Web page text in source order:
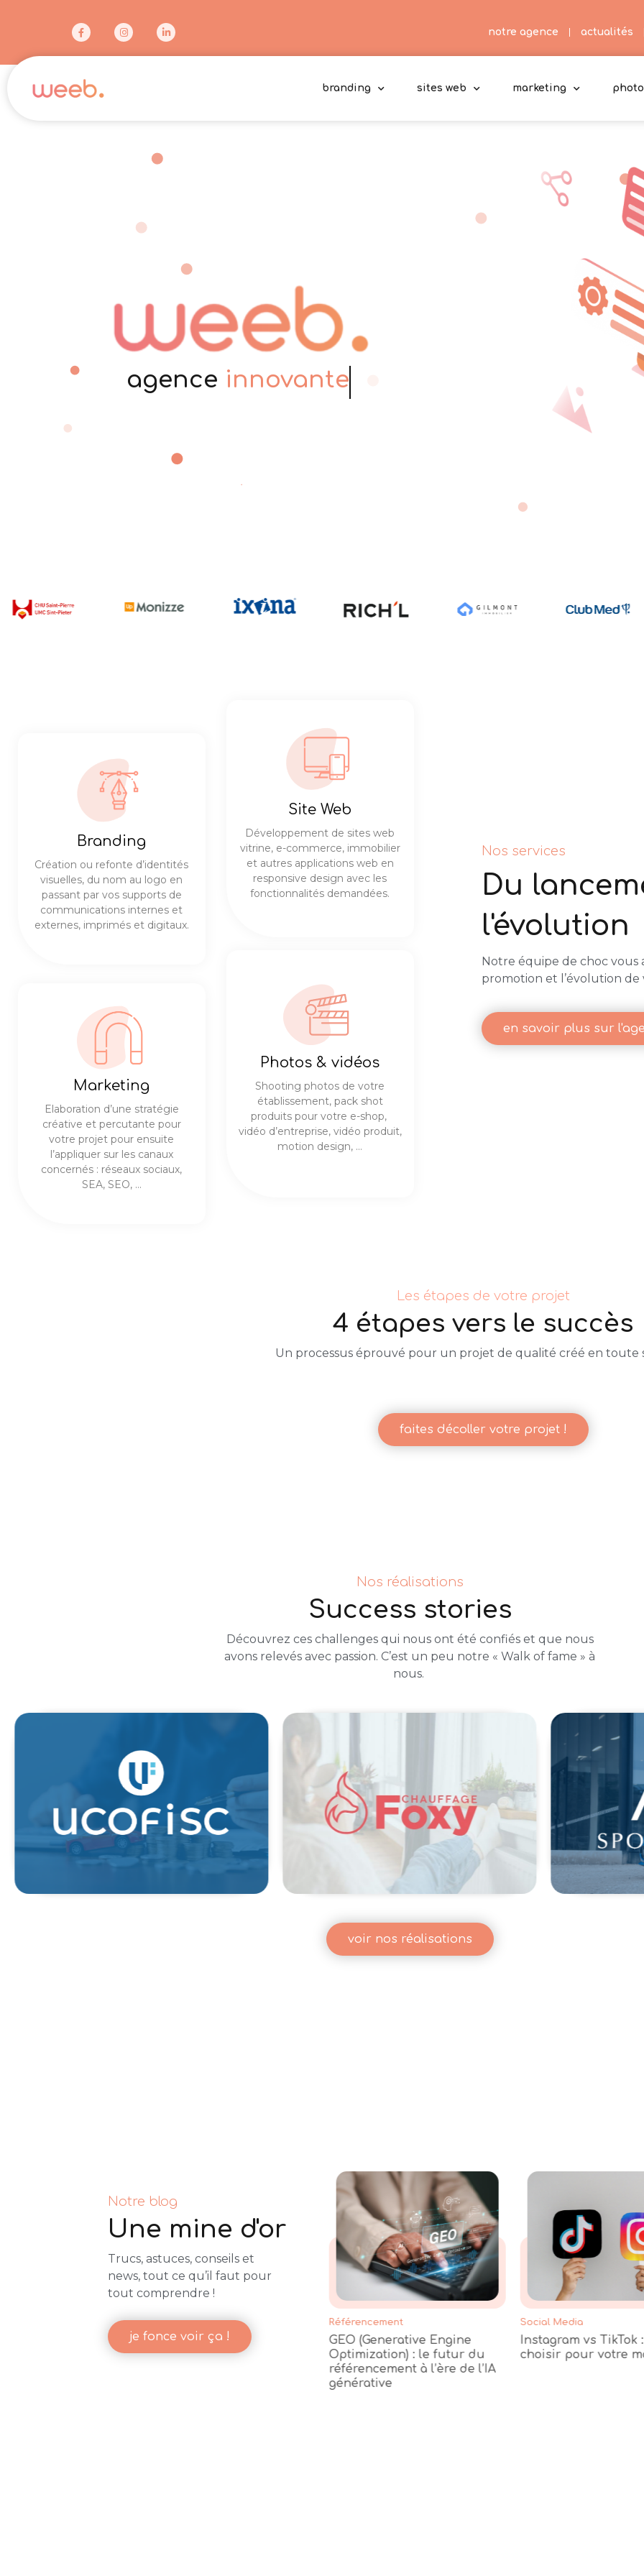
notre agence actualités
branding sites web marketing
agence passionnée
Branding
Création ou refonte d’identités
visuelles, du nom au logo en
passant par vos supports de
communications internes et
externes, imprimés et digitaux.
Site Web
Développement de sites web
vitrine, e-commerce, immobilier
et autres applications web en
responsive design avec les
fonctionnalités demandées.
Marketing
Elaboration d’une stratégie
créative et percutante pour
votre projet pour ensuite
l’appliquer sur les canaux
concernés : réseaux sociaux,
SEA, SEO, …
Photos & vidéos
Shooting photos de votre
établissement, pack shot
produits pour votre e-shop,
vidéo d’entreprise, vidéo produit,
motion design, …
Nos services
Du
l'évolution
Notre équipe de choc vous
promotion et l’évolution de
en savoir plus sur
Les étapes de votre projet
4 étapes vers le succès
Un processus éprouvé pour un projet de qualité créé en toute
faites décoller votre projet !
Nos réalisations
Success stories
Découvrez ces challenges qui nous ont été confiés et que nous
avons relevés avec passion. C’est un peu notre « Walk of fame » à
nous.
voir nos réalisations
Notre blog
Une mine d'or
Trucs, astuces, conseils et
news, tout ce qu’il faut pour
tout comprendre !
je fonce voir ça !
du Sponsoring
E-Commerce- Social Media
TikTok Shop arrive en
Belgique
Référencement
GEO (Generative Engine
Optimization) : le futur du
référencement à l’ère de l’IA
générative
Social Media
Instagram vs TikTok
choisir pour votre